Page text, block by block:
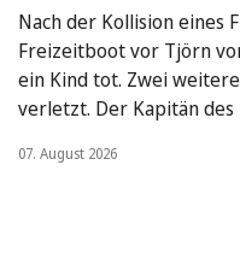
Nach der Kollision eines
Freizeitboot vor Tjörn
ein Kind tot. Zwei
verletzt. Der Kapitän
07. August 2026